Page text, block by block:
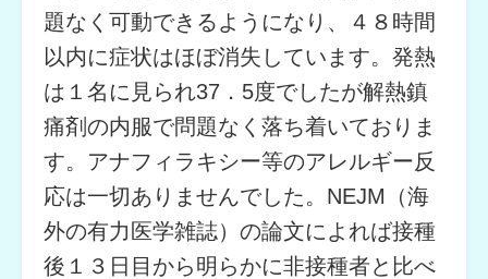
題なく可動できるようになり、４８時間
以内に症状はほぼ消失しています。発熱
は１名に見られ37．5度でしたが解熱鎮
痛剤の内服で問題なく落ち着いておりま
す。アナフィラキシー等のアレルギー反
応は一切ありませんでした。NEJM（海
外の有力医学雑誌）の論文によれば接種
後１３日目から明らかに非接種者と比べ